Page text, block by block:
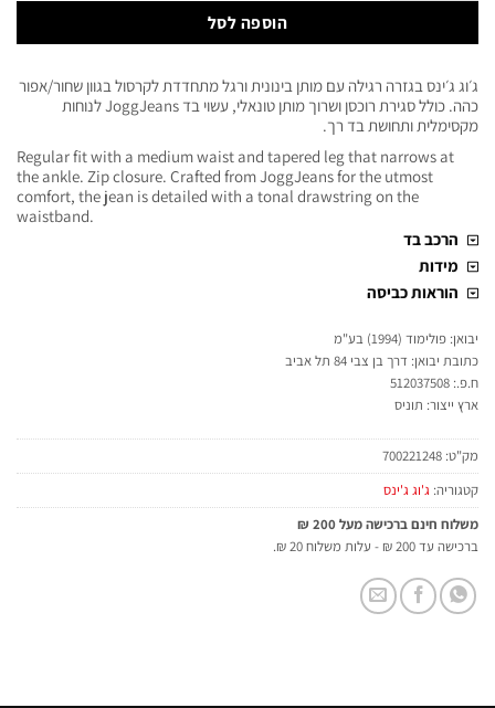
הוספה לסל
ג׳וג ג׳ינס בגזרה רגילה עם מותן בינונית ורגל מתחדדת לקרסול בגוון שחור/אפור
כהה. כולל סגירת רוכסן ושרוך מותן טונאלי, עשוי בד JoggJeans לנוחות
מקסימלית ותחושת בד רך.
Regular fit with a medium waist and tapered leg that narrows at
the ankle. Zip closure. Crafted from JoggJeans for the utmost
comfort, the jean is detailed with a tonal drawstring on the
waistband.
הרכב בד
מידות
הוראות כביסה
יבואן: פולימוד (1994) בע"מ
כתובת יבואן: דרך בן צבי 84 תל אביב
ח.פ.: 512037508
ארץ ייצור: תוניס
מק"ט: 700221248
קטגוריה: ג'וג ג'ינס
משלוח חינם ברכישה מעל 200 ₪
ברכישה עד 200 ₪ - עלות משלוח 20 ₪.